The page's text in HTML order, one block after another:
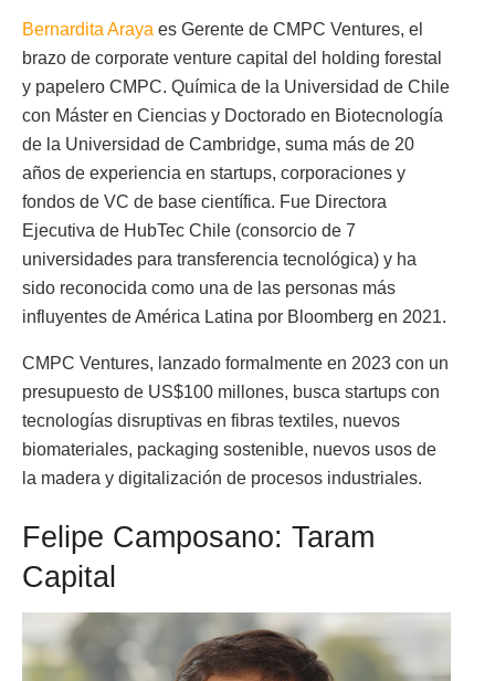
Bernardita Araya es Gerente de CMPC Ventures, el
brazo de corporate venture capital del holding forestal
y papelero CMPC. Química de la Universidad de Chile
con Máster en Ciencias y Doctorado en Biotecnología
de la Universidad de Cambridge, suma más de 20
años de experiencia en startups, corporaciones y
fondos de VC de base científica. Fue Directora
Ejecutiva de HubTec Chile (consorcio de 7
universidades para transferencia tecnológica) y ha
sido reconocida como una de las personas más
influyentes de América Latina por Bloomberg en 2021.
CMPC Ventures, lanzado formalmente en 2023 con un
presupuesto de US$100 millones, busca startups con
tecnologías disruptivas en fibras textiles, nuevos
biomateriales, packaging sostenible, nuevos usos de
la madera y digitalización de procesos industriales.
Felipe Camposano: Taram
Capital